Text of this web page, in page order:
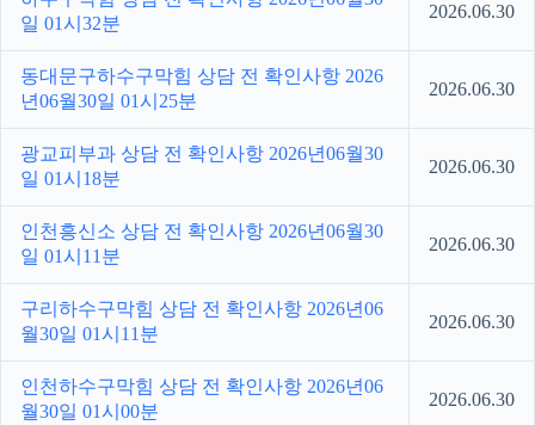
일 01시32분
2026.06.30
동대문구하수구막힘 상담 전 확인사항 2026
년06월30일 01시25분
2026.06.30
광교피부과 상담 전 확인사항 2026년06월30
일 01시18분
2026.06.30
인천흥신소 상담 전 확인사항 2026년06월30
일 01시11분
2026.06.30
구리하수구막힘 상담 전 확인사항 2026년06
월30일 01시11분
2026.06.30
인천하수구막힘 상담 전 확인사항 2026년06
월30일 01시00분
2026.06.30